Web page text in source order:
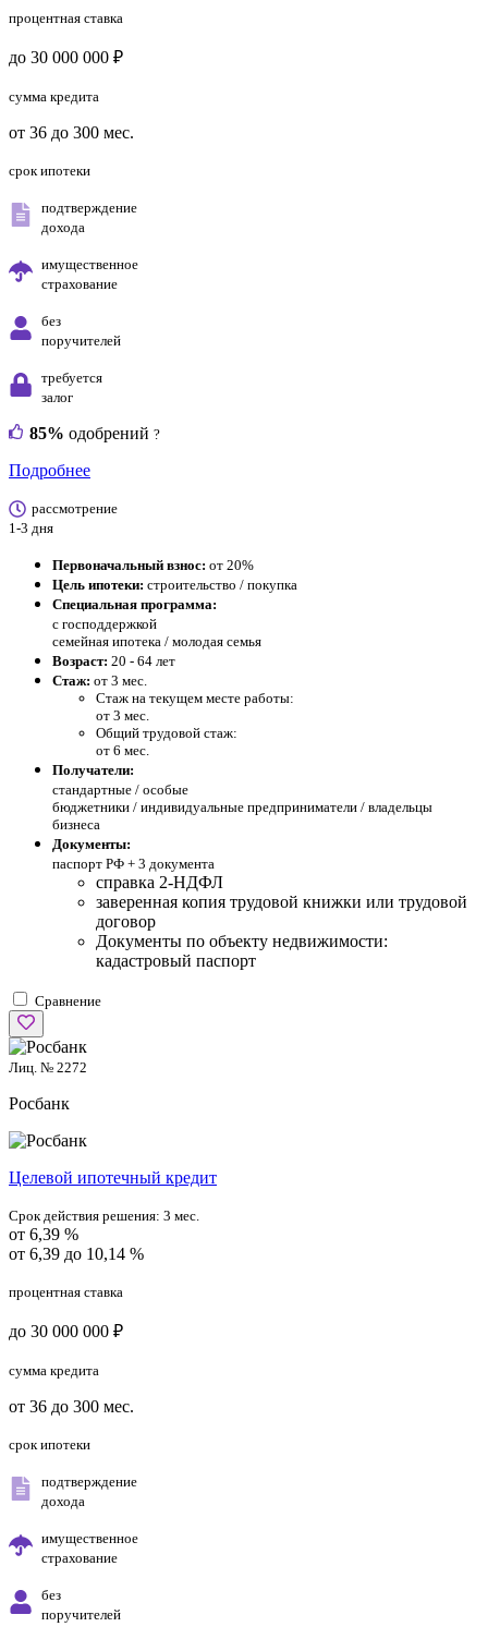
процентная ставка
до 30 000 000 ₽
сумма кредита
от 36 до 300 мес.
срок ипотеки
подтверждение
дохода
имущественное
страхование
без
поручителей
требуется
залог
85% одобрений ?
Подробнее
рассмотрение
1-3 дня
Первоначальный взнос: от 20%
Цель ипотеки: строительство / покупка
Специальная программа:
с господдержкой
семейная ипотека / молодая семья
Возраст: 20 - 64 лет
Стаж: от 3 мес.
Стаж на текущем месте работы:
от 3 мес.
Общий трудовой стаж:
от 6 мес.
Получатели:
стандартные / особые
бюджетники / индивидуальные предприниматели / владельцы
бизнеса
Документы:
паспорт РФ + 3 документа
справка 2-НДФЛ
заверенная копия трудовой книжки или трудовой
договор
Документы по объекту недвижимости:
кадастровый паспорт
Сравнение
Лиц. № 2272
Росбанк
Целевой ипотечный кредит
Срок действия решения: 3 мес.
от 6,39 %
от 6,39 до 10,14 %
процентная ставка
до 30 000 000 ₽
сумма кредита
от 36 до 300 мес.
срок ипотеки
подтверждение
дохода
имущественное
страхование
без
поручителей